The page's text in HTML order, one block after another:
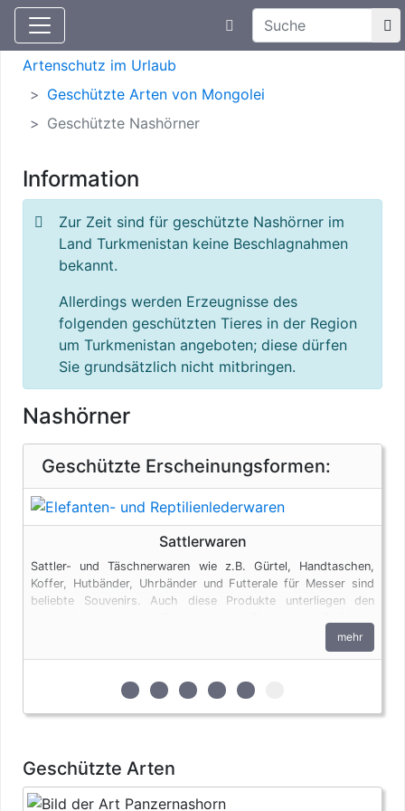
Aktuelle Meldungen
Suchtexteingabe
Artenschutz
Artenschutz im Urlaub
Geschützte Arten von Mongolei
Geschützte Nashörner
Information
Zur Zeit sind für geschützte Nashörner im
Land Turkmenistan keine Beschlagnahmen
bekannt.
Allerdings werden Erzeugnisse des
folgenden geschützten Tieres in der Region
um Turkmenistan angeboten; diese dürfen
Sie grundsätzlich nicht mitbringen.
Nashörner
Geschützte Erscheinungsformen:
Sattlerwaren
Sattler- und Täschnerwaren wie z.B. Gürtel, Handtaschen,
Koffer, Hutbänder, Uhrbänder und Futterale für Messer sind
beliebte Souvenirs. Auch diese Produkte unterliegen den
zum persönlichen Gebrauch sind bis zu vier Erzeugnisse von
Krokodilen des Anhangs B pro Person genehmigungsfrei,
Fleisch und Jagdtrophäen sind von dieser Dokumentenfreiheit
mehr
zur 1. geschützten Erscheinungsform
zur 2. geschützten
zur 3. geschützten
zur 4. geschützten
zur 5. geschützten
Geschützte Arten